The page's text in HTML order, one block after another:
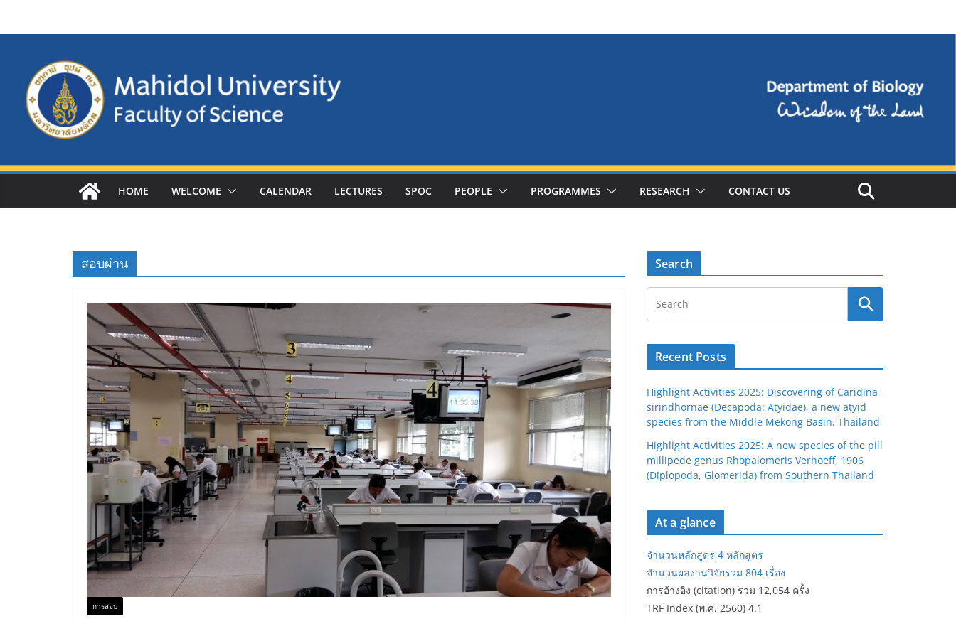
HOME WELCOME CALENDAR LECTURES SPOC PEOPLE PROGRAMMES RESEARCH CONTACT US
สอบผ่าน
การสอบ
Search
Recent Posts
Highlight Activities 2025: Discovering of Caridina
sirindhornae (Decapoda: Atyidae), a new atyid
species from the Middle Mekong Basin, Thailand
Highlight Activities 2025: A new species of the pill
millipede genus Rhopalomeris Verhoeff, 1906
(Diplopoda, Glomerida) from Southern Thailand
At a glance
จำนวนหลักสูตร 4 หลักสูตร
จำนวนผลงานวิจัยรวม 804 เรื่อง
การอ้างอิง (citation) รวม 12,054 ครั้ง
TRF Index (พ.ศ. 2560) 4.1